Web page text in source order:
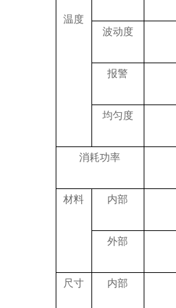
温度
波动度
报警
均匀度
消耗功率
材料 内部
外部
尺寸 内部